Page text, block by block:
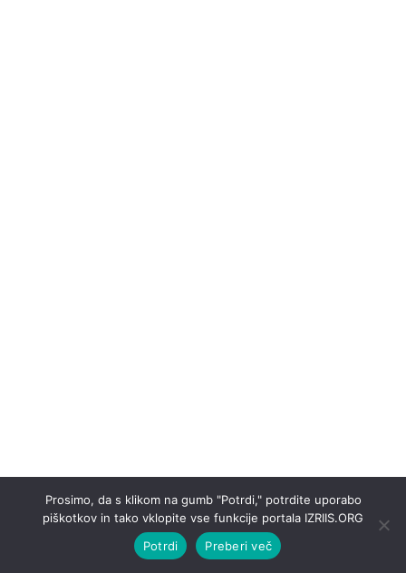
Prosimo, da s klikom na gumb "Potrdi," potrdite uporabo
piškotkov in tako vklopite vse funkcije portala IZRIIS.ORG
Potrdi
Preberi več